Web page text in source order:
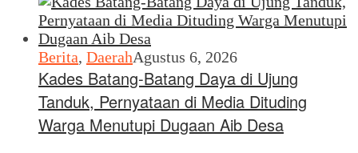
Berita, DaerahAgustus 6, 2026
Kades Batang-Batang Daya di Ujung
Tanduk, Pernyataan di Media Dituding
Warga Menutupi Dugaan Aib Desa